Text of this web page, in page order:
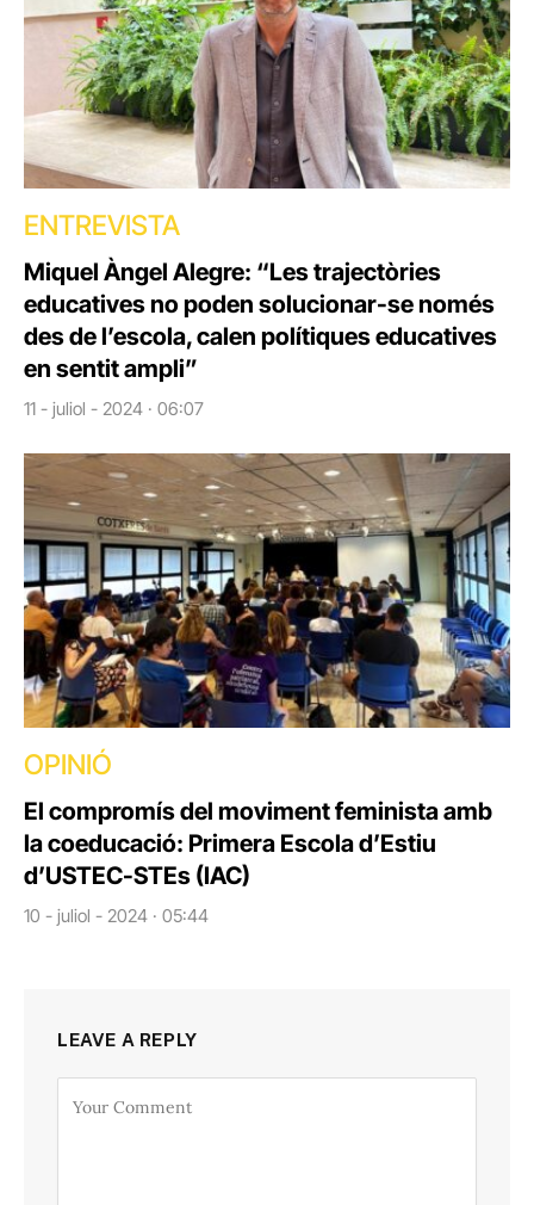
ENTREVISTA
Miquel Àngel Alegre: “Les trajectòries
educatives no poden solucionar-se només
des de l’escola, calen polítiques educatives
en sentit ampli”
11 - juliol - 2024 · 06:07
OPINIÓ
El compromís del moviment feminista amb
la coeducació: Primera Escola d’Estiu
d’USTEC-STEs (IAC)
10 - juliol - 2024 · 05:44
LEAVE A REPLY